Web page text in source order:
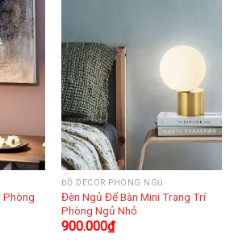
Phòng
ĐỒ DECOR PHÒNG NGỦ
Đèn Ngủ Để Bàn Mini Trang Trí
Phòng Ngủ Nhỏ
900.000₫